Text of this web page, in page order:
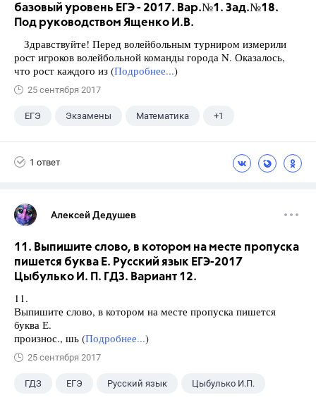
базовый уровень ЕГЭ - 2017. Вар.№1. Зад.№18.
Под руководством Ященко И.В.
Здравствуйте! Перед волейбольным турниром измерили
рост игроков волейбольной команды города N. Оказалось,
что рост каждого из (Подробнее...)
25 сентября 2017
ЕГЭ Экзамены Математика +1
1 ответ
Алексей Дедушев
11. Выпишите слово, в котором на месте пропуска
пишется буква Е. Русский язык ЕГЭ-2017
Цыбулько И. П. ГДЗ. Вариант 12.
11.
Выпишите слово, в котором на месте пропуска пишется
буква Е.
произнос., шь (Подробнее...)
25 сентября 2017
ГДЗ ЕГЭ Русский язык Цыбулько И.П.